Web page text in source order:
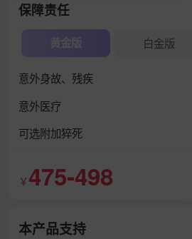
保障责任
黄金版 白金版
意外身故、残疾
意外医疗
可选附加猝死
￥ 475-498
本产品支持